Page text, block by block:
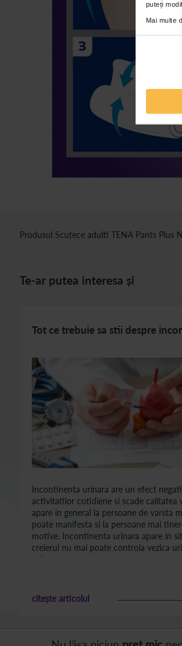
puteți
Mai multe
Produsul Scutece adulti TENA Pants Plus
Te-ar putea interesa și
Tot ce trebuie sa stii despre
Incontinenta urinara are un efect
activitatilor cotidiene si scade calitatea
apare in general la persoane de varsta
poate manifesta si la persoane mai
motive. Incontinenta urinara apare in
creierul nu mai poate controla vezica
voluntare.
citește articolul